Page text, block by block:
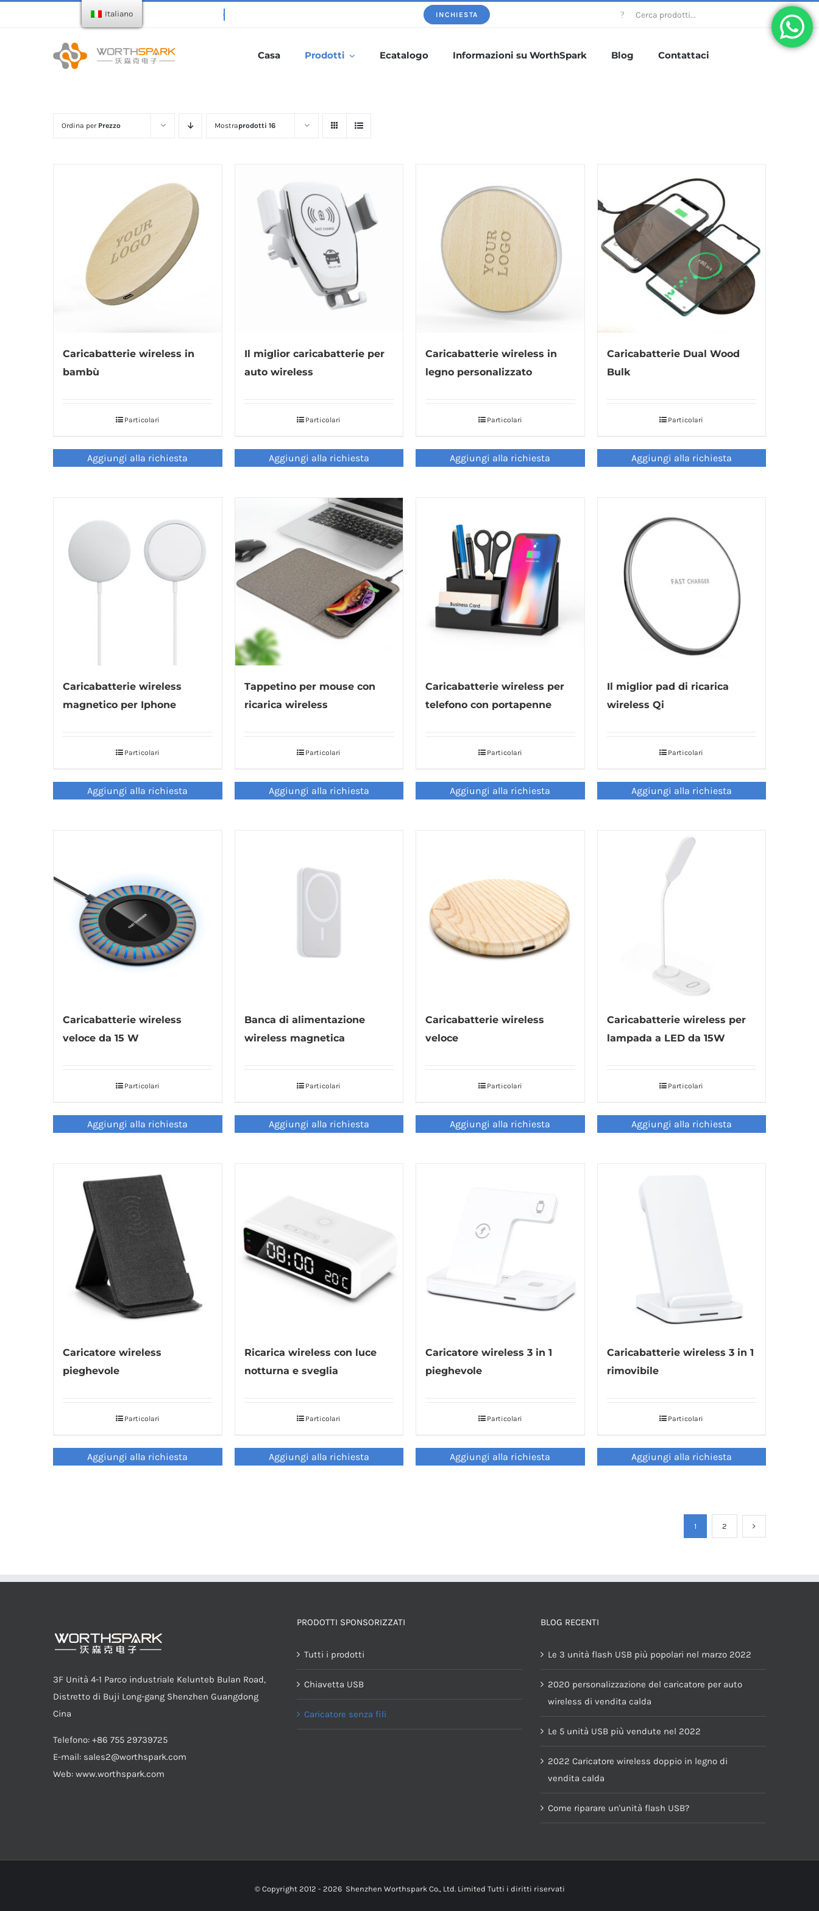
INCHIESTA Cercare:
Casa Prodotti Ecatalogo Informazioni su WorthSpark Blog Contattaci
Ordina per Prezzo Mostraprodotti 16
Caricabatterie wireless in
bambù
Particolari
Aggiungi alla richiesta
Il miglior caricabatterie per
auto wireless
Particolari
Aggiungi alla richiesta
Caricabatterie wireless in
legno personalizzato
Particolari
Aggiungi alla richiesta
Caricabatterie Dual Wood
Bulk
Particolari
Aggiungi alla richiesta
Caricabatterie wireless
magnetico per Iphone
Particolari
Aggiungi alla richiesta
Tappetino per mouse con
ricarica wireless
Particolari
Aggiungi alla richiesta
Caricabatterie wireless per
telefono con portapenne
Particolari
Aggiungi alla richiesta
Il miglior pad di ricarica
wireless Qi
Particolari
Aggiungi alla richiesta
Caricabatterie wireless
veloce da 15 W
Particolari
Aggiungi alla richiesta
Banca di alimentazione
wireless magnetica
Particolari
Aggiungi alla richiesta
Caricabatterie wireless
veloce
Particolari
Aggiungi alla richiesta
Caricabatterie wireless per
lampada a LED da 15W
Particolari
Aggiungi alla richiesta
Caricatore wireless
pieghevole
Particolari
Aggiungi alla richiesta
Ricarica wireless con luce
notturna e sveglia
Particolari
Aggiungi alla richiesta
Caricatore wireless 3 in 1
pieghevole
Particolari
Aggiungi alla richiesta
Caricabatterie wireless 3 in 1
rimovibile
Particolari
Aggiungi alla richiesta
1 2
3F Unità 4-1 Parco industriale Kelunteb Bulan Road,
Distretto di Buji Long-gang Shenzhen Guangdong
Cina
Telefono: +86 755 29739725
E-mail: sales2@worthspark.com
Web: www.worthspark.com
PRODOTTI SPONSORIZZATI
Tutti i prodotti
Chiavetta USB
Caricatore senza fili
BLOG RECENTI
Le 3 unità flash USB più popolari nel marzo 2022
2020 personalizzazione del caricatore per auto
wireless di vendita calda
Le 5 unità USB più vendute nel 2022
2022 Caricatore wireless doppio in legno di
vendita calda
Come riparare un'unità flash USB?
© Copyright 2012 - 2026Shenzhen Worthspark Co., Ltd. Limited Tutti i diritti riservati
Italiano